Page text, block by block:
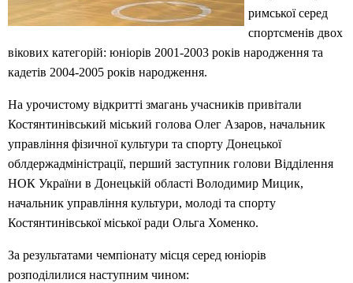
римської серед
спортсменів двох
вікових категорій: юніорів 2001-2003 років народження та
кадетів 2004-2005 років народження.
На урочистому відкритті змагань учасників привітали
Костянтинівський міський голова Олег Азаров, начальник
управління фізичної культури та спорту Донецької
облдержадміністрації, перший заступник голови Відділення
НОК України в Донецькій області Володимир Мицик,
начальник управління культури, молоді та спорту
Костянтинівської міської ради Ольга Хоменко.
За результатами чемпіонату місця серед юніорів
розподілилися наступним чином: